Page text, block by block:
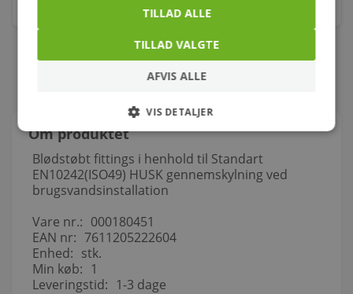
Om produktet
Blødstøbt fittings i henhold til Standart
EN10242(ISO49) HUSK gennemskylning ved
brugsvandsinstallation
Vare nr.: 000180451
EAN nr: 7611205222604
Enhed: stk.
Min køb: 1
Leveringstid: 1-3 dage
TILLAD VALGTE
TILLAD ALLE
AFVIS ALLE
VIS DETALJER